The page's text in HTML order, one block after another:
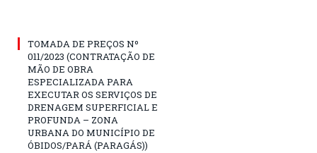
TOMADA DE PREÇOS Nº
011/2023 (CONTRATAÇÃO DE
MÃO DE OBRA
ESPECIALIZADA PARA
EXECUTAR OS SERVIÇOS DE
DRENAGEM SUPERFICIAL E
PROFUNDA – ZONA
URBANA DO MUNICÍPIO DE
ÓBIDOS/PARÁ (PARAGÁS))